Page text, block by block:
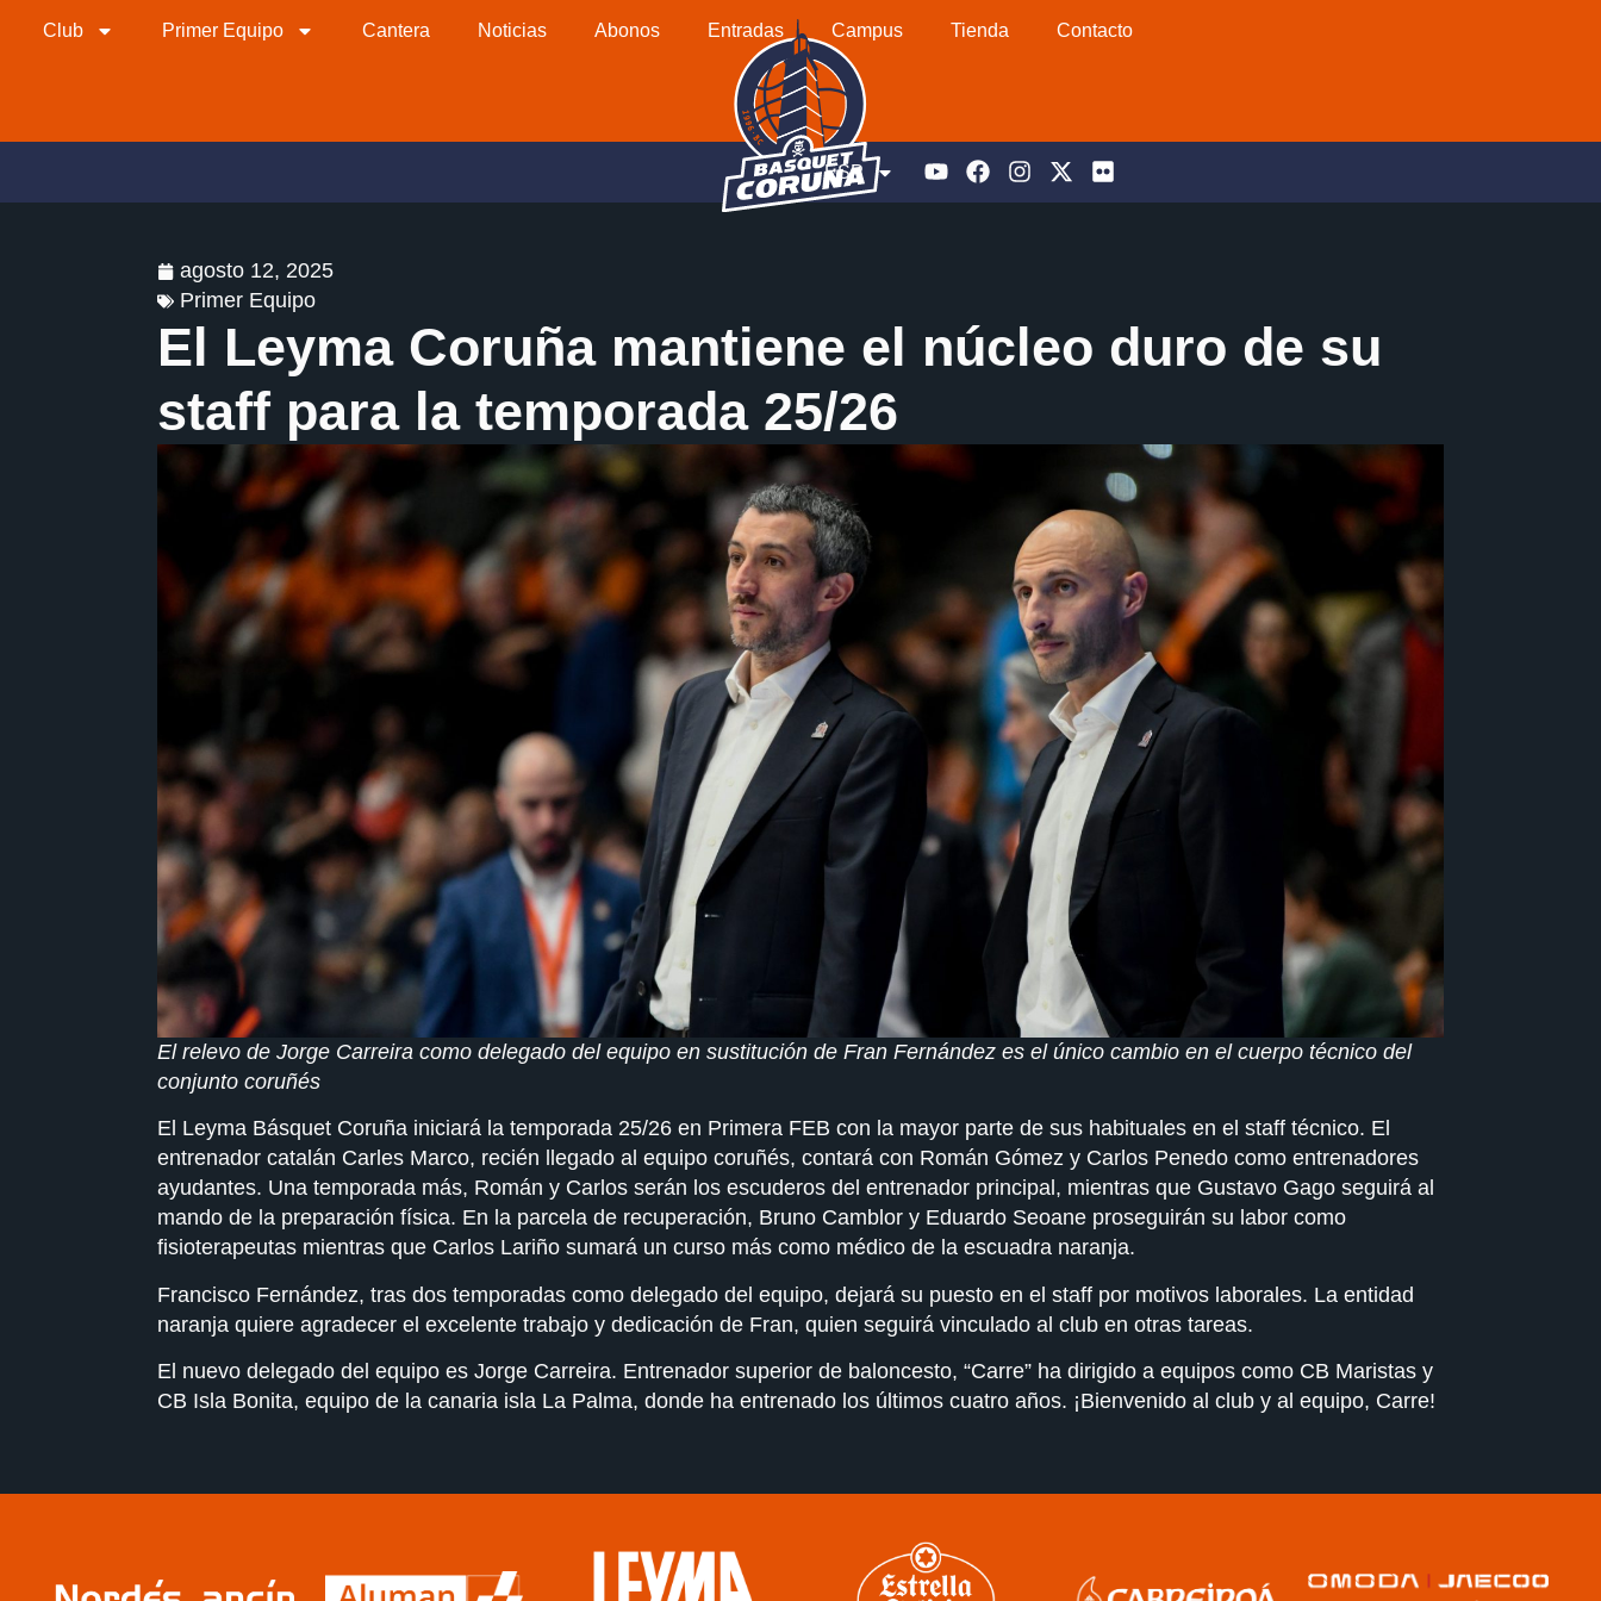
Club Primer Equipo Cantera Noticias Abonos Entradas Campus Tienda Contacto
ESP
agosto 12, 2025
Primer Equipo
El Leyma Coruña mantiene el núcleo duro de su
staff para la temporada 25/26
El relevo de Jorge Carreira como delegado del equipo en sustitución de Fran Fernández es el único cambio en el cuerpo técnico del
conjunto coruñés
El Leyma Básquet Coruña iniciará la temporada 25/26 en Primera FEB con la mayor parte de sus habituales en el staff técnico. El
entrenador catalán Carles Marco, recién llegado al equipo coruñés, contará con Román Gómez y Carlos Penedo como entrenadores
ayudantes. Una temporada más, Román y Carlos serán los escuderos del entrenador principal, mientras que Gustavo Gago seguirá al
mando de la preparación física. En la parcela de recuperación, Bruno Camblor y Eduardo Seoane proseguirán su labor como
fisioterapeutas mientras que Carlos Lariño sumará un curso más como médico de la escuadra naranja.
Francisco Fernández, tras dos temporadas como delegado del equipo, dejará su puesto en el staff por motivos laborales. La entidad
naranja quiere agradecer el excelente trabajo y dedicación de Fran, quien seguirá vinculado al club en otras tareas.
El nuevo delegado del equipo es Jorge Carreira. Entrenador superior de baloncesto, “Carre” ha dirigido a equipos como CB Maristas y
CB Isla Bonita, equipo de la canaria isla La Palma, donde ha entrenado los últimos cuatro años. ¡Bienvenido al club y al equipo, Carre!